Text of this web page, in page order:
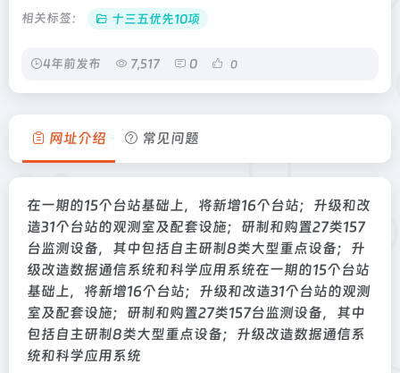
相关标签： 十三五优先10项
4年前发布 7,517 0 0
网址介绍 常见问题
在一期的15个台站基础上，将新增16个台站；升级和改
造31个台站的观测室及配套设施；研制和购置27类157
台监测设备，其中包括自主研制8类大型重点设备；升
级改造数据通信系统和科学应用系统在一期的15个台站
基础上，将新增16个台站；升级和改造31个台站的观测
室及配套设施；研制和购置27类157台监测设备，其中
包括自主研制8类大型重点设备；升级改造数据通信系
统和科学应用系统